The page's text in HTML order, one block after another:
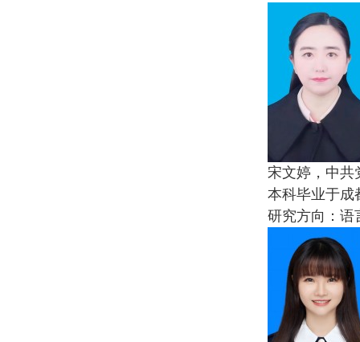
宋文婷，中共
本科毕业于成
研究方向：语